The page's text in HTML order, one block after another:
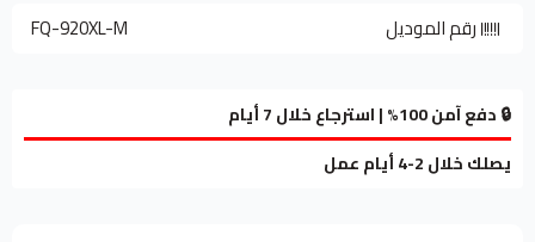
رقم الموديل FQ-920XL-M
🔒 دفع آمن 100% | استرجاع خلال 7 أيام
يصلك خلال 2-4 أيام عمل